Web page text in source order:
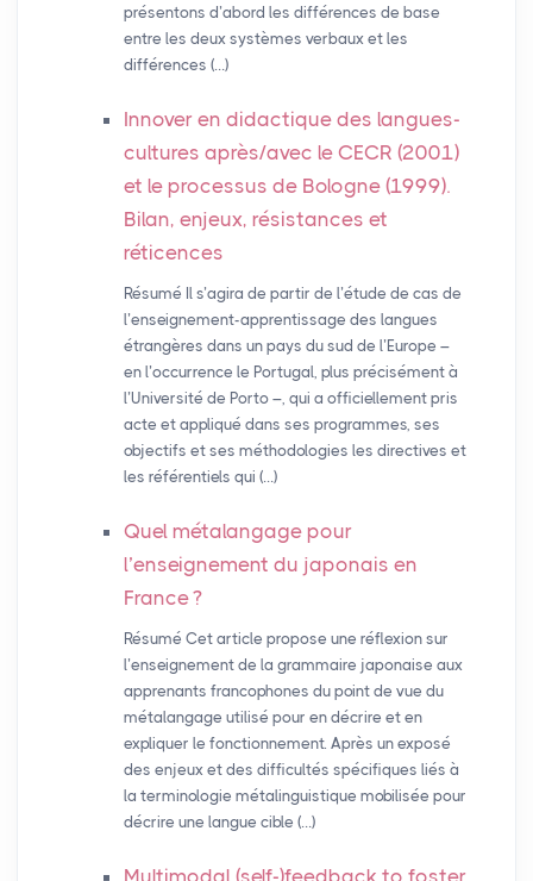
présentons d’abord les différences de base
entre les deux systèmes verbaux et les
différences (…)
Innover en didactique des langues-
cultures après/avec le CECR (2001)
et le processus de Bologne (1999).
Bilan, enjeux, résistances et
réticences
Résumé Il s’agira de partir de l’étude de cas de
l’enseignement-apprentissage des langues
étrangères dans un pays du sud de l’Europe –
en l’occurrence le Portugal, plus précisément à
l’Université de Porto –, qui a officiellement pris
acte et appliqué dans ses programmes, ses
objectifs et ses méthodologies les directives et
les référentiels qui (…)
Quel métalangage pour
l’enseignement du japonais en
France?
Résumé Cet article propose une réflexion sur
l’enseignement de la grammaire japonaise aux
apprenants francophones du point de vue du
métalangage utilisé pour en décrire et en
expliquer le fonctionnement. Après un exposé
des enjeux et des difficultés spécifiques liés à
la terminologie métalinguistique mobilisée pour
décrire une langue cible (…)